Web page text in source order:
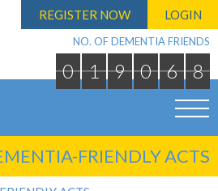
REGISTER NOW LOGIN
NO. OF DEMENTIA FRIENDS
0 1 9 0 6 8
FRIENDLY ACTS